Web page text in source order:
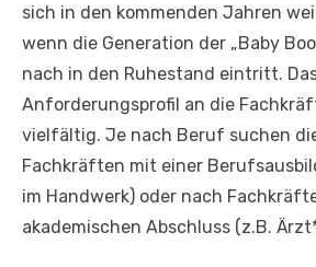
sich in den kommenden Jahren
wenn die Generation der „Baby
nach in den Ruhestand eintritt.
Anforderungsprofil an die
vielfältig. Je nach Beruf suchen
Fachkräften mit einer
im Handwerk) oder nach
akademischen Abschluss (z.B.